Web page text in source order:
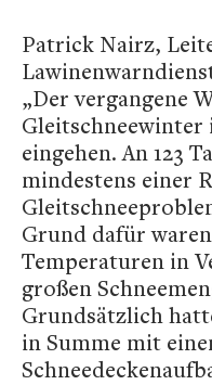
Patrick Nairz,
„Der vergangene
Gleitschneewinter
eingehen. An 123
mindestens einer
Grund dafür
Temperaturen in
großen
Grundsätzlich
in Summe mit